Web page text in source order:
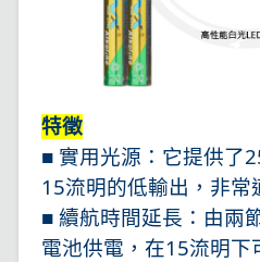
特徵
■ 實用光源：它提供了
15流明的低輸出，非常
■ 續航時間延長：由兩
電池供電，在15流明下